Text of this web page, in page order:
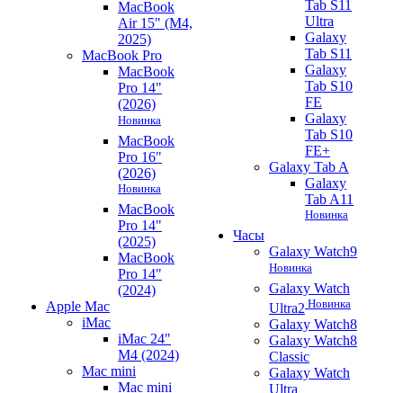
MacBook
Air 15" (M4,
2025)
MacBook Pro
MacBook
Pro 14"
(2026)
Новинка
MacBook
Pro 16"
(2026)
Новинка
MacBook
Pro 14"
(2025)
MacBook
Pro 14"
(2024)
Apple Mac
iMac
iMac 24"
M4 (2024)
Mac mini
Mac mini
Tab S11
Ultra
Galaxy
Tab S11
Galaxy
Tab S10
FE
Galaxy
Tab S10
FE+
Galaxy Tab A
Galaxy
Tab A11
Новинка
Часы
Galaxy Watch9
Новинка
Galaxy Watch
Ultra2 Новинка
Galaxy Watch8
Galaxy Watch8
Classic
Galaxy Watch
Ultra